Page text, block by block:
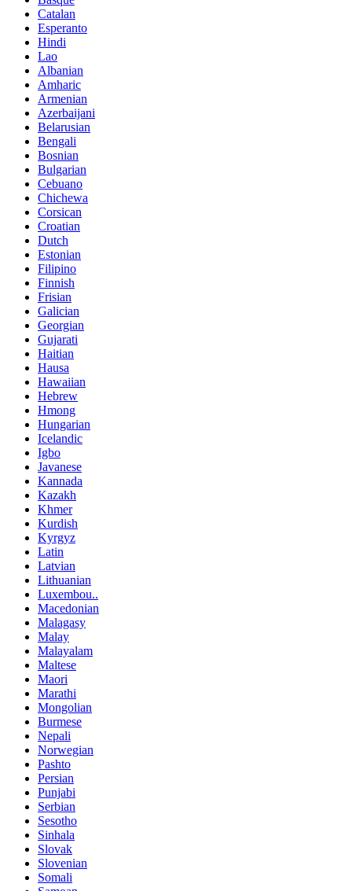
Catalan
Esperanto
Hindi
Lao
Albanian
Amharic
Armenian
Azerbaijani
Belarusian
Bengali
Bosnian
Bulgarian
Cebuano
Chichewa
Corsican
Croatian
Dutch
Estonian
Filipino
Finnish
Frisian
Galician
Georgian
Gujarati
Haitian
Hausa
Hawaiian
Hebrew
Hmong
Hungarian
Icelandic
Igbo
Javanese
Kannada
Kazakh
Khmer
Kurdish
Kyrgyz
Latin
Latvian
Lithuanian
Luxembou..
Macedonian
Malagasy
Malay
Malayalam
Maltese
Maori
Marathi
Mongolian
Burmese
Nepali
Norwegian
Pashto
Persian
Punjabi
Serbian
Sesotho
Sinhala
Slovak
Slovenian
Somali